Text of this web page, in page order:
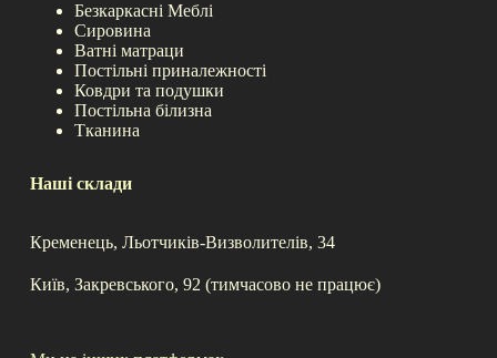
Безкаркасні Меблі
Сировина
Ватні матраци
Постільні приналежності
Ковдри та подушки
Постільна білизна
Тканина
Наші склади
Кременець, Льотчиків-Визволителів, 34
Київ, Закревського, 92 (тимчасово не працює)